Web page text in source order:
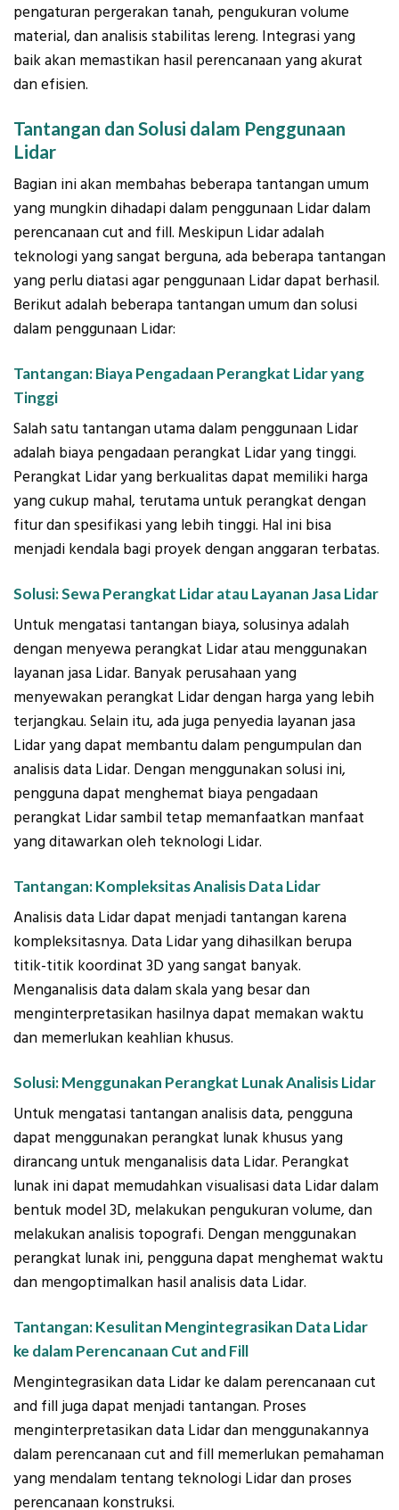
pengaturan pergerakan tanah, pengukuran volume
material, dan analisis stabilitas lereng. Integrasi yang
baik akan memastikan hasil perencanaan yang akurat
dan efisien.
Tantangan dan Solusi dalam Penggunaan
Lidar
Bagian ini akan membahas beberapa tantangan umum
yang mungkin dihadapi dalam penggunaan Lidar dalam
perencanaan cut and fill. Meskipun Lidar adalah
teknologi yang sangat berguna, ada beberapa tantangan
yang perlu diatasi agar penggunaan Lidar dapat berhasil.
Berikut adalah beberapa tantangan umum dan solusi
dalam penggunaan Lidar:
Tantangan: Biaya Pengadaan Perangkat Lidar yang
Tinggi
Salah satu tantangan utama dalam penggunaan Lidar
adalah biaya pengadaan perangkat Lidar yang tinggi.
Perangkat Lidar yang berkualitas dapat memiliki harga
yang cukup mahal, terutama untuk perangkat dengan
fitur dan spesifikasi yang lebih tinggi. Hal ini bisa
menjadi kendala bagi proyek dengan anggaran terbatas.
Solusi: Sewa Perangkat Lidar atau Layanan Jasa Lidar
Untuk mengatasi tantangan biaya, solusinya adalah
dengan menyewa perangkat Lidar atau menggunakan
layanan jasa Lidar. Banyak perusahaan yang
menyewakan perangkat Lidar dengan harga yang lebih
terjangkau. Selain itu, ada juga penyedia layanan jasa
Lidar yang dapat membantu dalam pengumpulan dan
analisis data Lidar. Dengan menggunakan solusi ini,
pengguna dapat menghemat biaya pengadaan
perangkat Lidar sambil tetap memanfaatkan manfaat
yang ditawarkan oleh teknologi Lidar.
Tantangan: Kompleksitas Analisis Data Lidar
Analisis data Lidar dapat menjadi tantangan karena
kompleksitasnya. Data Lidar yang dihasilkan berupa
titik-titik koordinat 3D yang sangat banyak.
Menganalisis data dalam skala yang besar dan
menginterpretasikan hasilnya dapat memakan waktu
dan memerlukan keahlian khusus.
Solusi: Menggunakan Perangkat Lunak Analisis Lidar
Untuk mengatasi tantangan analisis data, pengguna
dapat menggunakan perangkat lunak khusus yang
dirancang untuk menganalisis data Lidar. Perangkat
lunak ini dapat memudahkan visualisasi data Lidar dalam
bentuk model 3D, melakukan pengukuran volume, dan
melakukan analisis topografi. Dengan menggunakan
perangkat lunak ini, pengguna dapat menghemat waktu
dan mengoptimalkan hasil analisis data Lidar.
Tantangan: Kesulitan Mengintegrasikan Data Lidar
ke dalam Perencanaan Cut and Fill
Mengintegrasikan data Lidar ke dalam perencanaan cut
and fill juga dapat menjadi tantangan. Proses
menginterpretasikan data Lidar dan menggunakannya
dalam perencanaan cut and fill memerlukan pemahaman
yang mendalam tentang teknologi Lidar dan proses
perencanaan konstruksi.